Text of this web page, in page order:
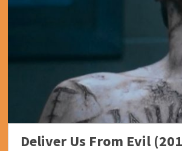
Deliver Us From Evil